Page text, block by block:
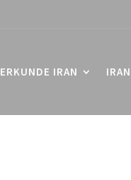
ERKUNDE IRAN